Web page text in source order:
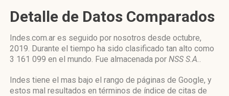
Detalle de Datos Comparados
Indes.com.ar es seguido por nosotros desde octubre,
2019. Durante el tiempo ha sido clasificado tan alto como
3 161 099 en el mundo. Fue almacenada por NSS S.A..
Indes tiene el mas bajo el rango de páginas de Google, y
estos mal resultados en términos de índice de citas de